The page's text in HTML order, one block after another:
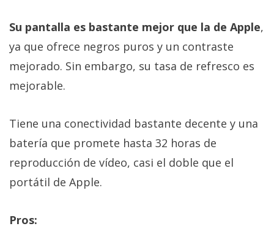
Su pantalla es bastante mejor que la de Apple,
ya que ofrece negros puros y un contraste
mejorado. Sin embargo, su tasa de refresco es
mejorable.
Tiene una conectividad bastante decente y una
batería que promete hasta 32 horas de
reproducción de vídeo, casi el doble que el
portátil de Apple.
Pros: